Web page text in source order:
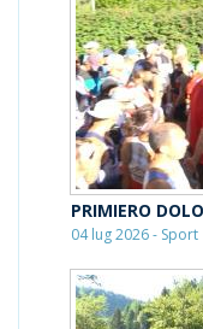
PRIMIERO
04 lug 2026 - Sport